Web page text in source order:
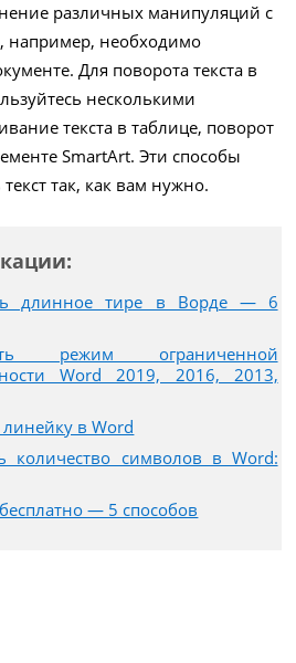
различных манипуляций с
например, необходимо
Для поворота текста в
несколькими
текста в таблице, поворот
SmartArt. Эти способы
так, как вам нужно.
длинное тире в Ворде — 6
режим ограниченной
Word 2019, 2016, 2013,
в Word
количество символов в Word:
— 5 способов